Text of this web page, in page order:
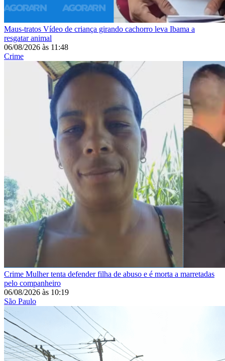
Maus-tratos Vídeo de criança girando cachorro leva Ibama a
resgatar animal
06/08/2026 às 11:48
Crime
Crime Mulher tenta defender filha de abuso e é morta a marretadas
pelo companheiro
06/08/2026 às 10:19
São Paulo